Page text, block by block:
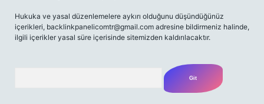
Hukuka ve yasal düzenlemelere aykırı olduğunu düşündüğünüz
içerikleri, backlinkpanelicomtr@gmail.com adresine bildirmeniz halinde,
ilgili içerikler yasal süre içerisinde sitemizden kaldırılacaktır.